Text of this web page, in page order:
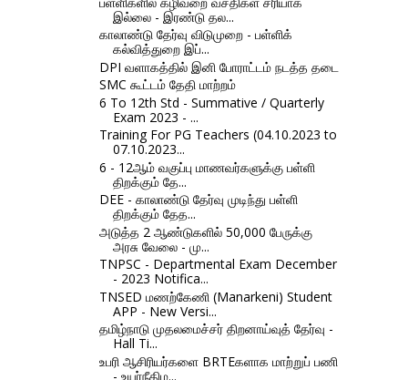
இல்லை - இரண்டு தல...
காலாண்டு தேர்வு விடுமுறை - பள்ளிக்
கல்வித்துறை இப்...
DPI வளாகத்தில் இனி போராட்டம் நடத்த தடை
SMC கூட்டம் தேதி மாற்றம்
6 To 12th Std - Summative / Quarterly
Exam 2023 - ...
Training For PG Teachers (04.10.2023 to
07.10.2023...
6 - 12ஆம் வகுப்பு மாணவர்களுக்கு பள்ளி
திறக்கும் தே...
DEE - காலாண்டு தேர்வு முடிந்து பள்ளி
திறக்கும் தேத...
அடுத்த 2 ஆண்டுகளில் 50,000 பேருக்கு
அரசு வேலை - மு...
TNPSC - Departmental Exam December
- 2023 Notifica...
TNSED மணற்கேணி (Manarkeni) Student
APP - New Versi...
தமிழ்நாடு முதலமைச்சர் திறனாய்வுத் தேர்வு -
Hall Ti...
உபரி ஆசிரியர்களை BRTEகளாக மாற்றுப் பணி
- உயர்நீதிம...